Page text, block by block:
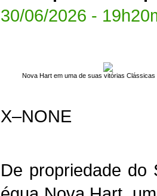
30/06/2026 -
Nova Hart em uma de suas vitórias Clássicas
X–NONE
De propriedade do